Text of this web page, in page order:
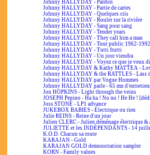
Johnny HALLYDAY - Pardon
Johnny HALLYDAY - Partie de cartes
Johnny HALLYDAY - Quelques cris
Johnny HALLYDAY - Rouler sur la rivière
Johnny HALLYDAY - Sang pour sang
Johnny HALLYDAY - Tender years
Johnny HALLYDAY - They call him a man
Johnny HALLYDAY - Tout public 1962-1992
Johnny HALLYDAY - Tutti frutti
Johnny HALLYDAY - Un jour viendra
Johnny HALLYDAY - Voyez ce que je veux
Johnny HALLYDAY & Kathy MATTEA -
Johnny HALLYDAY & the RATTLES - Lass
Johnny HALLYDAY par Vogue Hommes
Johnny HALLYDAY parle - 65 mn
Jon HOPKINS - Light through the veins
JOSEPH Pepino - Ha ha ! No no ! He He !
Joss STONE - LP1 advance
JUKEBOX BABIES - Électrique ou rien
Julie REINS - Reine d'un jour
Julien CLERC - Julien déménage électrique &
JULIETTE et les INDÉPENDANTS - 14
K.O.D. Chacun sa route
KARAJAN - Gold
KARAJAN GOLD demonstration sampler
KORN - Family values